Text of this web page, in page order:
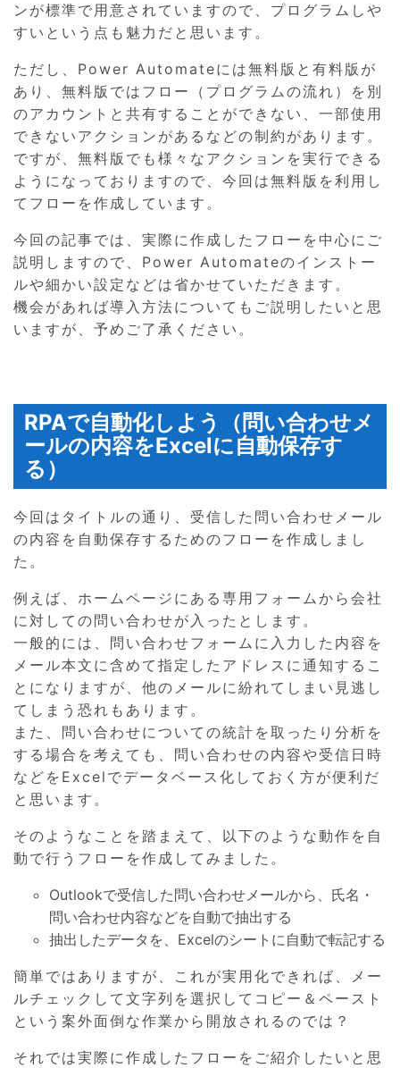
ンが標準で用意されていますので、プログラムしや
すいという点も魅力だと思います。
ただし、Power Automateには無料版と有料版が
あり、無料版ではフロー（プログラムの流れ）を別
のアカウントと共有することができない、一部使用
できないアクションがあるなどの制約があります。
ですが、無料版でも様々なアクションを実行できる
ようになっておりますので、今回は無料版を利用し
てフローを作成しています。
今回の記事では、実際に作成したフローを中心にご
説明しますので、Power Automateのインストー
ルや細かい設定などは省かせていただきます。
機会があれば導入方法についてもご説明したいと思
いますが、予めご了承ください。
RPAで自動化しよう（問い合わせメ
ールの内容をExcelに自動保存す
る）
今回はタイトルの通り、受信した問い合わせメール
の内容を自動保存するためのフローを作成しまし
た。
例えば、ホームページにある専用フォームから会社
に対しての問い合わせが入ったとします。
一般的には、問い合わせフォームに入力した内容を
メール本文に含めて指定したアドレスに通知するこ
とになりますが、他のメールに紛れてしまい見逃し
てしまう恐れもあります。
また、問い合わせについての統計を取ったり分析を
する場合を考えても、問い合わせの内容や受信日時
などをExcelでデータベース化しておく方が便利だ
と思います。
そのようなことを踏まえて、以下のような動作を自
動で行うフローを作成してみました。
Outlookで受信した問い合わせメールから、氏名・
問い合わせ内容などを自動で抽出する
抽出したデータを、Excelのシートに自動で転記する
簡単ではありますが、これが実用化できれば、メー
ルチェックして文字列を選択してコピー＆ペースト
という案外面倒な作業から開放されるのでは？
それでは実際に作成したフローをご紹介したいと思